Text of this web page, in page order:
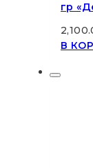
гр
В